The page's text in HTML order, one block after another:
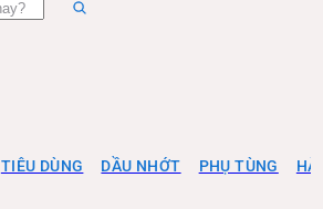
TIÊU DÙNG DẦU NHỚT PHỤ TÙNG